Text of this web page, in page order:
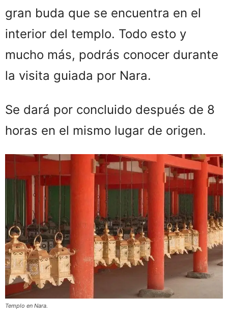
gran buda que se encuentra en el
interior del templo. Todo esto y
mucho más, podrás conocer durante
la visita guiada por Nara.
Se dará por concluido después de 8
horas en el mismo lugar de origen.
Templo en Nara.